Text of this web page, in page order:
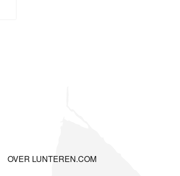
OVER LUNTEREN.COM